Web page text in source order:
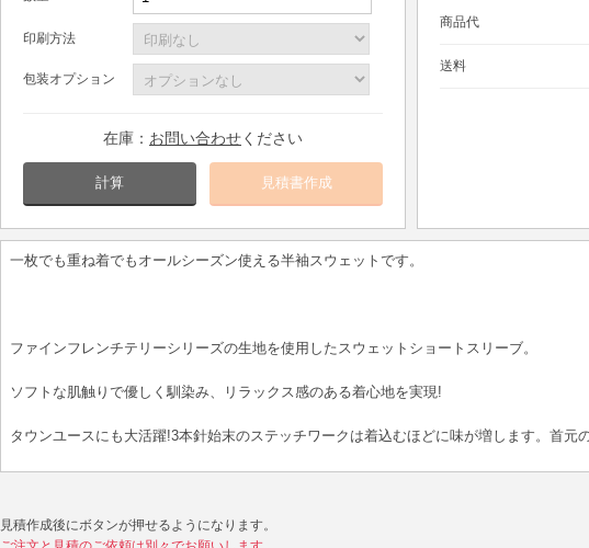
印刷方法
包装オプション
在庫： お問い合わせください
計算
商品代
送料
一枚でも重ね着でもオールシーズン使える半袖スウェットです。
ファインフレンチテリーシリーズの生地を使用したスウェットショートスリーブ。
ソフトな肌触りで優しく馴染み、リラックス感のある着心地を実現!
タウンユースにも大活躍!3本針始末のステッチワークは着込むほどに味が増します。首元
見積作成後にボタンが押せるようになります。